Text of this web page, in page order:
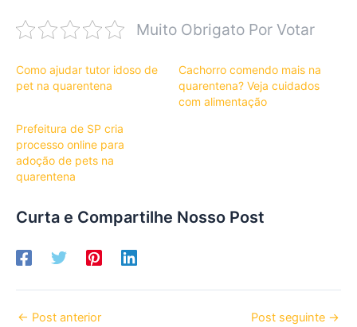
Muito Obrigato Por Votar
Como ajudar tutor idoso de
pet na quarentena
Cachorro comendo mais na
quarentena? Veja cuidados
com alimentação
Prefeitura de SP cria
processo online para
adoção de pets na
quarentena
Curta e Compartilhe Nosso Post
← Post anterior Post seguinte →